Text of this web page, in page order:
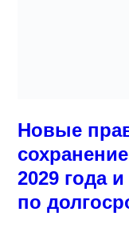
Новые
2029 года
по